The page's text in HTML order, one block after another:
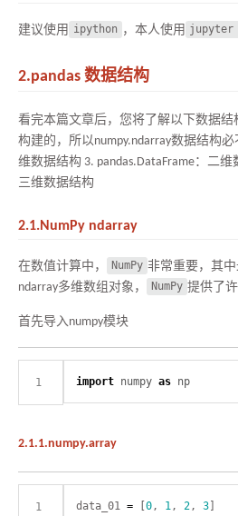
建议使用 ipython ，本人使用 jupyter
2.pandas 数据结构
看完本篇文章后，您将了解以下数据结
构建的，所以numpy.ndarray数据结构必
维数据结构 3. pandas.DataFrame：二维
三维数据结构
2.1.NumPy ndarray
在数值计算中， NumPy 非常重要，其
ndarray多维数组对象，
NumPy 提供了
首先导入numpy模块
import numpy as np
2.1.1.numpy.array
data_01 = [0, 1 , 2, 3